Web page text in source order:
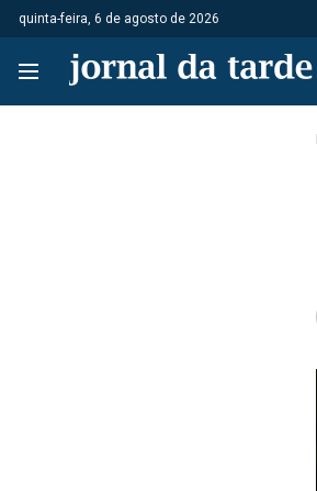
quinta-feira, 6 de agosto de 2026